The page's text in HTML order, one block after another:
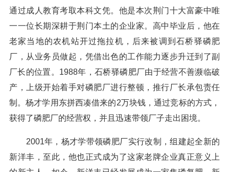
通过成人教育考取本科文凭。他是本次荆门十大富豪中唯
一一位长期深耕于荆门本土的企业家。高中毕业后，他在
老家当地的农机站开过拖拉机，后来被调到石桥驿磷肥
厂，从业务员做起，凭借出色的工作能力逐步升迁到了副
厂长的位置。1988年，石桥驿磷肥厂由于经营不善濒临破
产，上级开始着手对磷肥厂进行整顿，推行厂长承包责任
制。杨才学用东拼西凑借来的2万块钱，通过竞标的方式，
获得了磷肥厂的经营权，并且迅速带领厂子走出困境。
2001年，杨才学带领磷肥厂实行改制，组建起全新的
新洋丰，至此，他也正式成为了这家老牌企业真正意义上